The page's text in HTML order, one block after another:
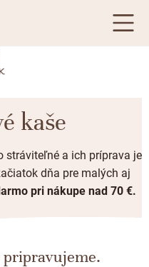
kaše
stráviteľné a ich príprava je
dňa pre malých aj
pri nákupe nad 70 €.